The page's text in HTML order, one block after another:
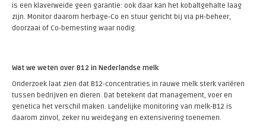
is een klaverweide geen garantie: ook daar kan het kobaltgehalte laag
zijn. Monitor daarom herbage-Co en stuur gericht bij via pH-beheer,
doorzaai of Co-bemesting waar nodig.
Wat we weten over B12 in Nederlandse melk
Onderzoek laat zien dat B12-concentraties in rauwe melk sterk variëren
tussen bedrijven en dieren. Dat betekent dat management, voer en
genetica het verschil maken. Landelijke monitoring van melk-B12 is
daarom zinvol, zeker nu weidegang en extensivering toenemen.